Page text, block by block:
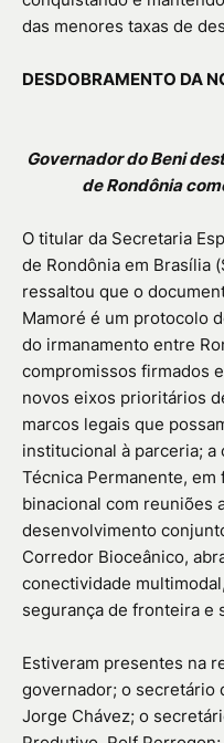
das menores taxas de
DESDOBRAMENTO DA
Governador do Beni
de Rondônia
O titular da Secretaria
de Rondônia em Brasília
ressaltou que o
Mamoré é um protocolo
do irmanamento entre
compromissos firmados
novos eixos prioritários
marcos legais que
institucional à parceria; a
Técnica Permanente,
binacional com reuniões
desenvolvimento
Corredor Bioceânico,
conectividade
segurança de fronteira e
Estiveram presentes na
governador; o secretário
Jorge Chávez; o